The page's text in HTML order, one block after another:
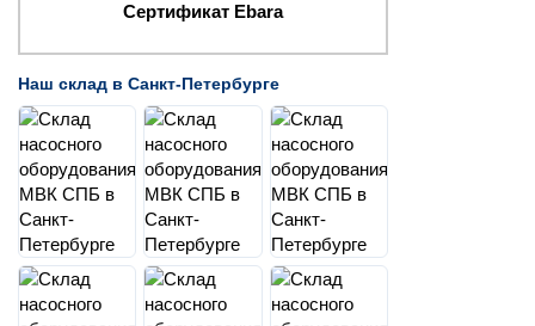
Сертификат Ebara
Наш склад в Санкт-Петербурге